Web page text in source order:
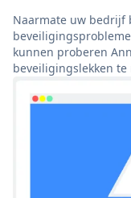
Naarmate uw
kunnen proberen
beveiligingslekken